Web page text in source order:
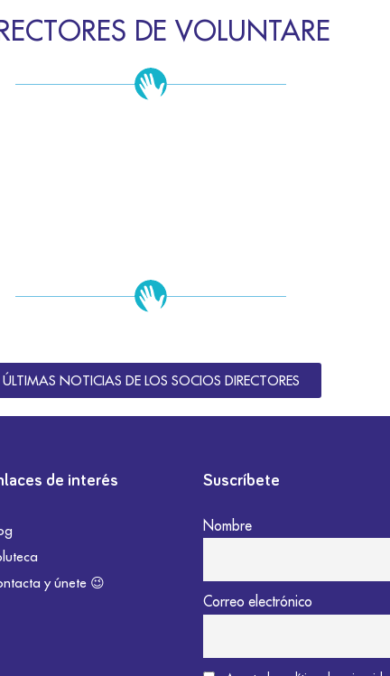
DE VOLUNTARE
ÚLTIMAS NOTICIAS DE LOS SOCIOS DIRECTORES
de interés
y únete 😉
Suscríbete
Nombre
Correo electrónico